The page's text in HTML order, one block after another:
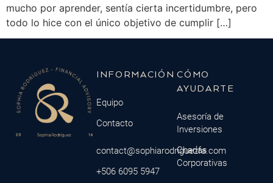
mucho por aprender, sentía cierta incertidumbre, pero
todo lo hice con el único objetivo de cumplir […]
INFORMACIÓN
Equipo
Contacto
contact@sophiarodriguezfa.com
+506 6095 5947
CÓMO
AYUDARTE
Asesoría de
Inversiones
Charlas
Corporativas